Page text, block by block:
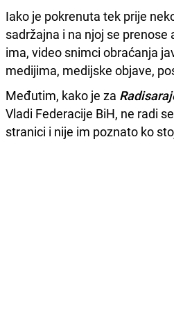
Iako je pokrenuta tek prije
sadržajna i na njoj se
ima, video snimci obraćanja
medijima, medijske objave,
Međutim, kako je za
Vladi Federacije BiH, ne radi
stranici i nije im poznato ko